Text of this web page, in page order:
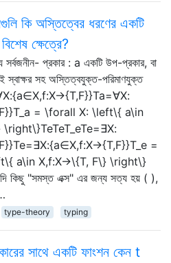
কি অস্তিত্বের ধরণের একটি
ক্ষেত্রে?
সর্বজনীন- প্রকার : a একটি উপ-প্রকার, বা
স্বাক্ষর সহ অস্তিত্বযুক্ত-পরিমাণযুক্ত
= \forall X: \left\{ a\in
=
a\in X,f:X→\{T, F\} \right\}
কিছু "সমস্ত এক্স" এর জন্য সত্য হয় ( ),
type-theory typing
সাথে একটি ফাংশন কেন t